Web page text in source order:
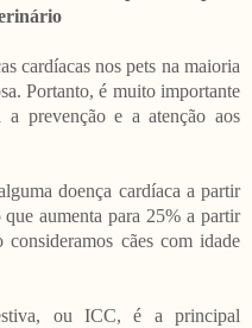
cardíacas nos pets na maioria
Portanto, é muito importante
a prevenção e a atenção aos
doença cardíaca a partir
aumenta para 25% a partir
cães com idade
ou ICC, é a principal